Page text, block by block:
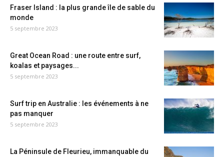
Fraser Island : la plus grande île de sable du
monde
5 septembre 2023
Great Ocean Road : une route entre surf,
koalas et paysages...
5 septembre 2023
Surf trip en Australie : les événements à ne
pas manquer
5 septembre 2023
La Péninsule de Fleurieu, immanquable du